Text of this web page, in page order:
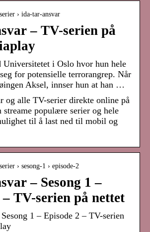
› ida-tar-ansvar
– TV-serien på
Universitetet i Oslo hvor hun hele
for potensielle terrorangrep. Når
Aksel, innser hun at han …
og alle TV-serier direkte online på
populære serier og hele
til å last ned til mobil og
› sesong-1 › episode-2
– Sesong 1 –
TV-serien på nettet
1 – Episode 2 – TV-serien